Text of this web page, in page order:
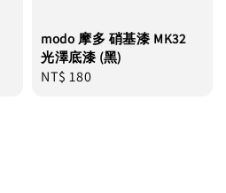
modo 摩多 硝基漆 MK32
光澤底漆 (黑)
Regular
NT$ 180